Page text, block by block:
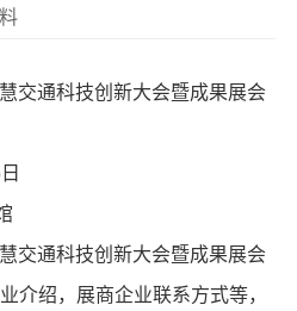
交通科技创新大会暨成果展会
交通科技创新大会暨成果展会
介绍，展商企业联系方式等，